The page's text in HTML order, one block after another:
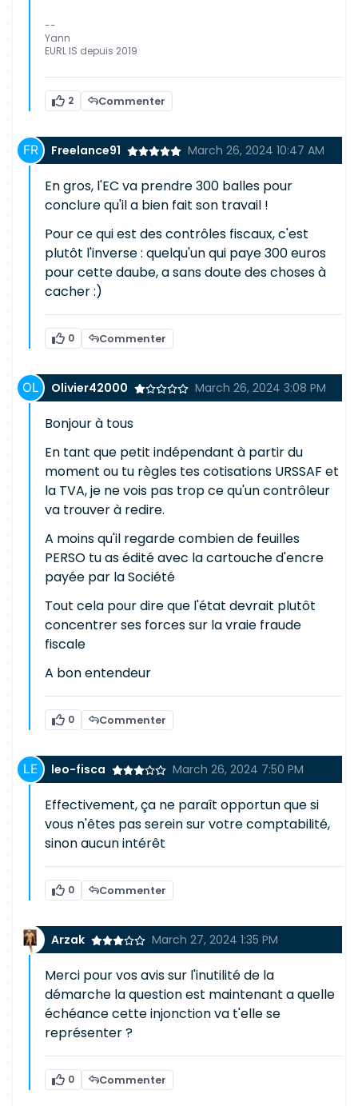
--
Yann
EURL IS depuis 2019
2 Commenter
Freelance91 March 26, 2024 10:47 AM
En gros, l'EC va prendre 300 balles pour
conclure qu'il a bien fait son travail !
Pour ce qui est des contrôles fiscaux, c'est
plutôt l'inverse : quelqu'un qui paye 300 euros
pour cette daube, a sans doute des choses à
cacher :)
0 Commenter
Olivier42000 March 26, 2024 3:08 PM
Bonjour à tous
En tant que petit indépendant à partir du
moment ou tu règles tes cotisations URSSAF et
la TVA, je ne vois pas trop ce qu'un contrôleur
va trouver à redire.
A moins qu'il regarde combien de feuilles
PERSO tu as édité avec la cartouche d'encre
payée par la Société
Tout cela pour dire que l'état devrait plutôt
concentrer ses forces sur la vraie fraude
fiscale
A bon entendeur
0 Commenter
leo-fisca March 26, 2024 7:50 PM
Effectivement, ça ne paraît opportun que si
vous n'êtes pas serein sur votre comptabilité,
sinon aucun intérêt
0 Commenter
Arzak March 27, 2024 1:35 PM
Merci pour vos avis sur l'inutilité de la
démarche la question est maintenant a quelle
échéance cette injonction va t'elle se
représenter ?
0 Commenter